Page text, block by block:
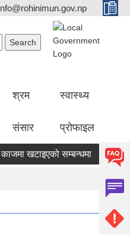
श्रम
संसार
स्वास्थ्य
प्रोफाइल
खटाइएको सम्बन्धमा औषधीको